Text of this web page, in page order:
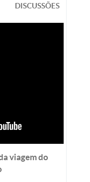
DISCUSSÕES
viagem do